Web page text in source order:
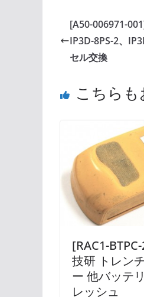
[A50-006971-
IP3D-8PS-2、
セル交換
こちら
[RAC1-
技研 トレン
ー 他バッテ
レッシュ